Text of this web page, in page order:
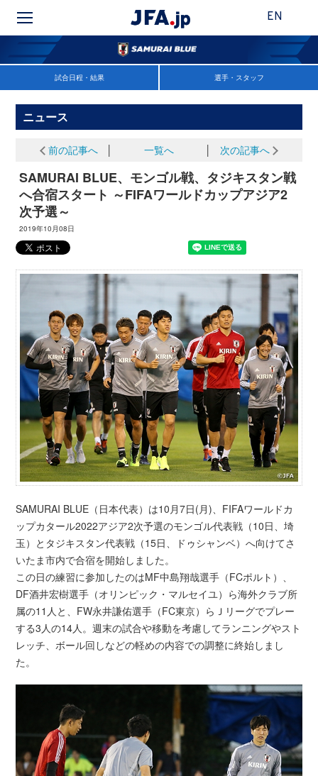
EN
試合日程・結果 選手・スタッフ
ニュース
前の記事へ 一覧へ 次の記事へ
SAMURAI BLUE、モンゴル戦、タジキスタン戦
へ合宿スタート ～FIFAワールドカップアジア2
次予選～
2019年10月08日
SAMURAI BLUE（日本代表）は10月7日(月)、FIFAワールドカ
ップカタール2022アジア2次予選のモンゴル代表戦（10日、埼
玉）とタジキスタン代表戦（15日、ドゥシャンベ）へ向けてさ
いたま市内で合宿を開始しました。
この日の練習に参加したのはMF中島翔哉選手（FCポルト）、
DF酒井宏樹選手（オリンピック・マルセイユ）ら海外クラブ所
属の11人と、FW永井謙佑選手（FC東京）らＪリーグでプレー
する3人の14人。週末の試合や移動を考慮してランニングやスト
レッチ、ボール回しなどの軽めの内容での調整に終始しまし
た。